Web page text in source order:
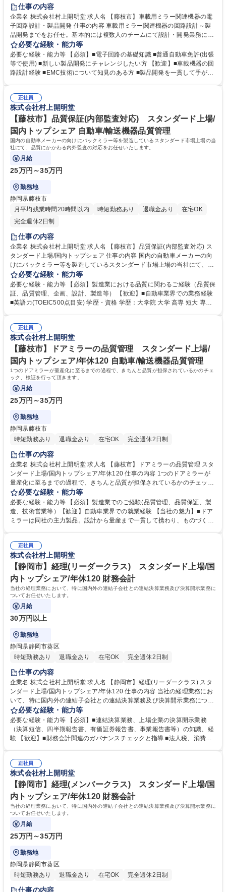
仕事の内容
企業名 株式会社村上開明堂 求人名 【藤枝市】車載用ミラー関連機器の電
子回路設計・製品開発 仕事の内容 車載用ミラー関連機器の回路設計～製
品開発までをお任せ。基本的には複数人のチームにて設計・開発業務にあ
たって頂きます。扱う物の規模や複雑さに応じ、1～複数の設計・開発に
対して携わって頂く形になります。 【具体的には】■電子回路設計：車載
ミラー製品の回路設計～評価、製品開発全般 ■出張対応：展示会や実験設
備訪問、客先・仕入先との技術打ち合わせ同行など ■設計チームにて案件
囲：当社業務全般 募集職種 【藤枝市】車載用ミラー関連機器の電子回路
設計・製品開発
必要な経験・能力等
必要な経験・能力等 【必須】■電子回路の基礎知識 ■普通自動車免許(出張
等で使用) ■新しい製品開発にチャレンジしたい方 【歓迎】■車載機器の回
路設計経験 ■EMC技術について知見のある方 ■製品開発を一貫して手がけ
日、フレックス制度あり。 ■残業は月平均20時間程度で、繁忙期以外は比
較的落ち着いた環境です。 ■経験が浅い方でも、意欲と基礎知識があれば
歓迎。幅広い年齢層が活躍中です！ 学歴・資格 学歴：大学院 大学 高専 短
大 専修学校 高校 語学力： 資格：第一種運転免許普通自動車
正社員
株式会社村上開明堂
【藤枝市】品質保証(内部監査対応) スタンダード上場/
国内トップシェア 自動車/輸送機器品質管理
国内の自動車メーカーの向けにバックミラー等を製造しているスタンダード市場上場の当
社にて、品質にかかわる内外監査の対応をお任せいたします。
月給
25万円～35万円
勤務地
静岡県藤枝市
月平均残業時間20時間以内
時短勤務あり 退職金あり
在宅OK
完全週休2日制
仕事の内容
企業名 株式会社村上開明堂 求人名 【藤枝市】品質保証(内部監査対応) ス
タンダード上場/国内トップシェア 仕事の内容 国内の自動車メーカーの向
けにバックミラー等を製造しているスタンダード市場上場の当社にて、品
質にかかわる内外監査の対応をお任せいたします。 【業務詳細】 ■内部監
査委員の育成、フォロー、サポート ■内部監査実施報告のとりまとめ ■外
部監査（IATF、各国認証監査等）における各部署との調整、対応 ■規格変
更に伴う社内への展開 募集職種 【藤枝市】品質保証(内部監査対応) スタ
必要な経験・能力等
必要な経験・能力等 【必須】製造業における品質に関わるご経験（品質保
証、品質管理、企画、設計、製造等） 【歓迎】■自動車業界での業務経験
■英語力(TOEIC500点目安) 学歴・資格 学歴：大学院 大学 高専 短大 専修
正社員
株式会社村上開明堂
【藤枝市】ドアミラーの品質管理 スタンダード上場/
国内トップシェア/年休120 自動車/輸送機器品質管理
1つのドアミラーが量産化に至るまでの過程で、きちんと品質が担保されているかのチェ
ック、検証を行って頂きます。
月給
25万円～35万円
勤務地
静岡県藤枝市
時短勤務あり
退職金あり 在宅OK 完全週休2日制
仕事の内容
企業名 株式会社村上開明堂 求人名 【藤枝市】ドアミラーの品質管理 スタ
ンダード上場/国内トップシェア/年休120 仕事の内容 1つのドアミラーが
量産化に至るまでの過程で、きちんと品質が担保されているかのチェッ
ク、検証を行って頂きます。 【具体には】■設計の仮案に対する品質面か
らの検討 ■新機種に対する評価法の策定 ■完成品を構成する各部品に対す
る評価 ■生産ラインに対する品質面からの確認 募集職種 【藤枝市】ドア
ミラーの品質管理 スタンダード上場/国内トップシェア/年休120
必要な経験・能力等
必要な経験・能力等 【必須】製造業でのご経験(品質管理、品質保証、製
造、技術営業等）【歓迎】自動車業界での就業経験 【当社の魅力】■ドア
ミラーは同社の主力製品。設計から量産まで一貫して携わり、ものづくり
しています。 ■未経験・第二新卒層も育成前提で歓迎。幅広い年齢層が活
躍しており、安心してスキルを伸ばせる環境です！ 学歴・資格 学歴：大
学院 大学 高専 短大 専修学校 高校 語学力： 資格：第一種運転免許普通自
動車
正社員
株式会社村上開明堂
【静岡市】経理(リーダークラス) スタンダード上場/国
内トップシェア/年休120 財務会計
当社の経理業務において、特に国内外の連結子会社との連結決算業務及び決算開示業務に
ついてお任せいたします。
月給
30万円以上
勤務地
静岡県静岡市葵区
時短勤務あり
退職金あり 在宅OK 完全週休2日制
仕事の内容
企業名 株式会社村上開明堂 求人名 【静岡市】経理(リーダークラス) スタ
ンダード上場/国内トップシェア/年休120 仕事の内容 当社の経理業務にお
いて、特に国内外の連結子会社との連結決算業務及び決算開示業務につい
てお任せいたします。 ■連結子会社への財務諸表等の提出依頼、収集 ■収
集した財務諸表の確認、調整 ■連結決算業務 ■決算開示業務（四半期決算
短信、半期報告書、有価証券報告書、事業報告書等） ■税務署・監査法人
の対応 ★繁忙期（4～6月）以外は残業20h程度、原則出社となりますが在
シェア/年休120
必要な経験・能力等
必要な経験・能力等 【必須】■連結決算業務、上場企業の決算開示業務
（決算短信、四半期報告書、有価証券報告書、事業報告書等）の知識、経
験 【歓迎】■財務会計関連のガバナンスチェックと指導 ■法人税、消費税
2級正社員
株式会社村上開明堂
【静岡市】経理(メンバークラス) スタンダード上場/国
内トップシェア/年休120 財務会計
当社の経理業務において、特に国内外の連結子会社との連結決算業務及び決算開示業務に
ついてお任せいたします。
月給
25万円～35万円
勤務地
静岡県静岡市葵区
時短勤務あり
退職金あり 在宅OK 完全週休2日制
仕事の内容